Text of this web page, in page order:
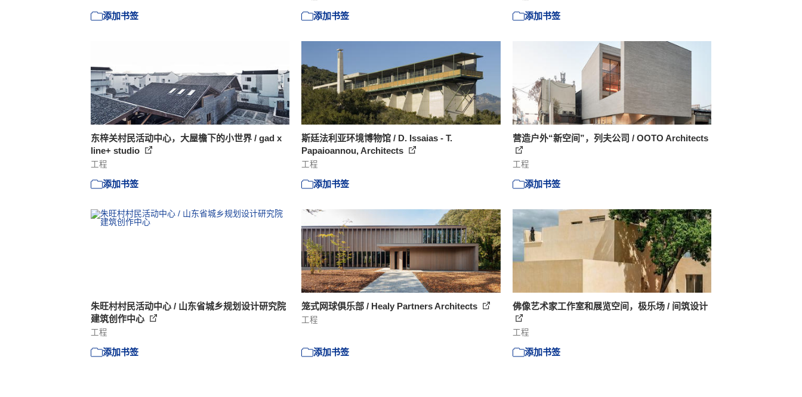
添加书签 添加书签 添加书签
东梓关村民活动中心，大屋檐下的小世界 / gad x
line+ studio
工程
添加书签
斯廷法利亚环境博物馆 / D. Issaias - T.
Papaioannou, Architects
工程
添加书签
营造户外“新空间”，列夫公司 / OOTO Architects
工程
添加书签
朱旺村村民活动中心 / 山东省城乡规划设计研究院
建筑创作中心
工程
添加书签
笼式网球俱乐部 / Healy Partners Architects
工程
添加书签
佛像艺术家工作室和展览空间，极乐场 / 间筑设计
工程
添加书签